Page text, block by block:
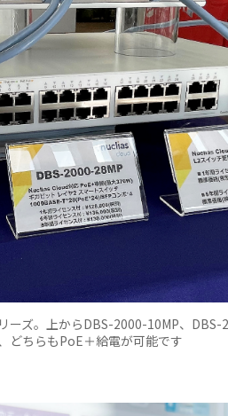
ズ。上からDBS-2000-10MP、DBS-
どちらもPoE＋給電が可能です